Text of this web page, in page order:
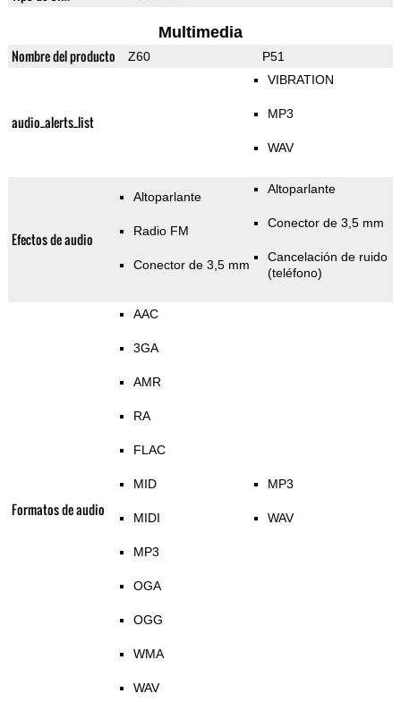
Multimedia
Nombre del producto Z60 P51
audio_alerts_list
VIBRATION
MP3
WAV
Efectos de audio
Altoparlante
Radio FM
Conector de 3,5 mm
Altoparlante
Conector de 3,5 mm
Cancelación de ruido
(teléfono)
Formatos de audio
AAC
3GA
AMR
RA
FLAC
MID
MIDI
MP3
OGA
OGG
WMA
WAV
MP3
WAV